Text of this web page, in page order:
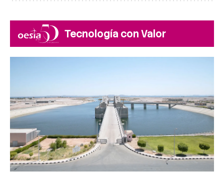
Tecnología con Valor